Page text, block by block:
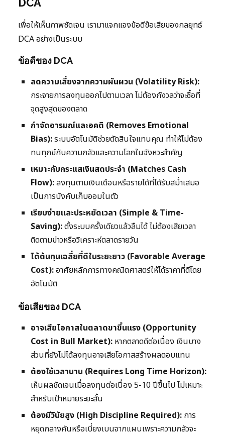
เพื่อให้เห็นภาพชัดเจน เรามาแจกแจงข้อดีข้อเสียของกลยุทธ์
DCA อย่างเป็นระบบ
ข้อดีของ DCA
ลดความเสี่ยงจากความผันผวน (Volatility Risk):
กระจายการลงทุนออกไปตามเวลา ไม่ต้องกังวลว่าจะซื้อที่
จุดสูงสุดของตลาด
กำจัดอารมณ์และอคติ (Removes Emotional
Bias):ระบบอัตโนมัติช่วยตัดสินใจแทนคุณ ทำให้ไม่ต้อง
ทนทุกข์กับความกลัวและความโลภในจังหวะสำคัญ
เหมาะกับกระแสเงินสดประจำ (Matches Cash
Flow):ลงทุนตามเงินเดือนหรือรายได้ที่ได้รับสม่ำเสมอ
เป็นการบังคับเก็บออมในตัว
เรียบง่ายและประหยัดเวลา (Simple & Time-
Saving):ตั้งระบบครั้งเดียวแล้วลืมได้ ไม่ต้องเสียเวลา
ติดตามข่าวหรือวิเคราะห์ตลาดรายวัน
ได้ต้นทุนเฉลี่ยที่ดีในระยะยาว (Favorable Average
Cost):อาศัยหลักการทางคณิตศาสตร์ให้ได้ราคาที่ดีโดย
อัตโนมัติ
ข้อเสียของ DCA
อาจเสียโอกาสในตลาดขาขึ้นแรง (Opportunity
Cost in Bull Market): หากตลาดดีต่อเนื่อง เงินบาง
ส่วนที่ยังไม่ได้ลงทุนอาจเสียโอกาสสร้างผลตอบแทน
ต้องใช้เวลานาน (Requires Long Time Horizon):
เห็นผลชัดเจนเมื่อลงทุนต่อเนื่อง 5-10 ปีขึ้นไป ไม่เหมาะ
สำหรับเป้าหมายระยะสั้น
ต้องมีวินัยสูง (High Discipline Required): การ
หยุดกลางคันหรือเบี่ยงเบนจากแผนเพราะความกลัวจะ